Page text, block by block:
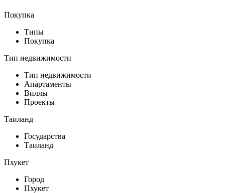
Покупка
Типы
Покупка
Тип недвижимости
Тип недвижимости
Апартаменты
Виллы
Проекты
Таиланд
Государства
Таиланд
Пхукет
Город
Пхукет